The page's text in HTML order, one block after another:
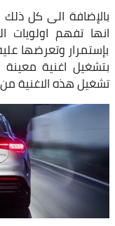
بالإضافة الى كل
انها تفهم اولويات
بإستمرار وتعرضها
بتشغيل اغنية
تشغيل هذه الاغنية